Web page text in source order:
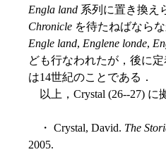
Engla land 系列に置き換え
Chronicle を待たねばならな
Engle land, Englene londe,
ども行なわれたが，後に定
は14世紀のことである．
以上，Crystal (26--27) に
・ Crystal, David. The
2005.